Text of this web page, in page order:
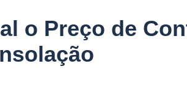
de frotas
o Preço de